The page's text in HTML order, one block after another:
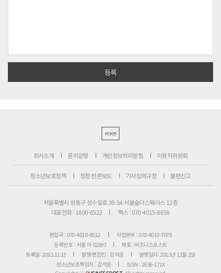
PC버전
회사소개 윤리강령 개인정보처리방침 이용자위원회
청소년보호정책 정정·반론보도 기사심의규정 불편신고
서울특별시 성동구 성수일로 39-34 서울숲더스페이스 12층
대표전화 : 1800-6522
팩스 : 070-4015-8658
편집국 : 070-4010-8512
사업본부 : 070-4010-7078
등록번호 : 서울 아 02897
제호 : 비즈니스포스트
등록일: 2013.11.13
발행·편집인 : 강석운
발행일자: 2013년 12월 2일
청소년보호책임자 : 강석운
ISSN : 2636-171X